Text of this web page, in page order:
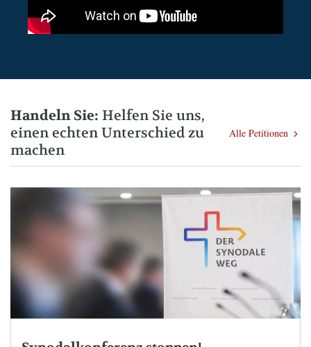
Handeln Sie: Helfen Sie uns,
einen echten Unterschied zu
machen
Alle Petitionen